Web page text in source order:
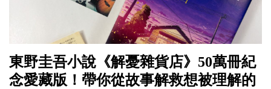
東野圭吾小說《解憂雜貨店》50萬冊紀
念愛藏版！帶你從故事解救想被理解的